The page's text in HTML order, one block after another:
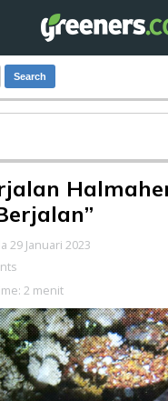
Search
29 Januari 2023
2 menit